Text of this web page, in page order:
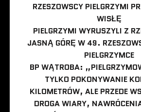
RZESZOWSCY PIELGRZYMI
WISŁĘ
PIELGRZYMI WYRUSZYLI Z
JASNĄ GÓRĘ W 49.
PIELGRZYMCE
BP WĄTROBA:
TYLKO POKONYWANIE
KILOMETRÓW, ALE PRZEDE
DROGA WIARY,